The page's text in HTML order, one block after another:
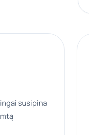
susipina